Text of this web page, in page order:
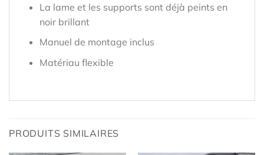
La lame et les supports sont déjà peints en
noir brillant
Manuel de montage inclus
Matériau flexible
PRODUITS SIMILAIRES